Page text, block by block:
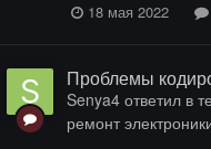
18 мая 2022
Проблемы
Senya4ответил в
ремонт